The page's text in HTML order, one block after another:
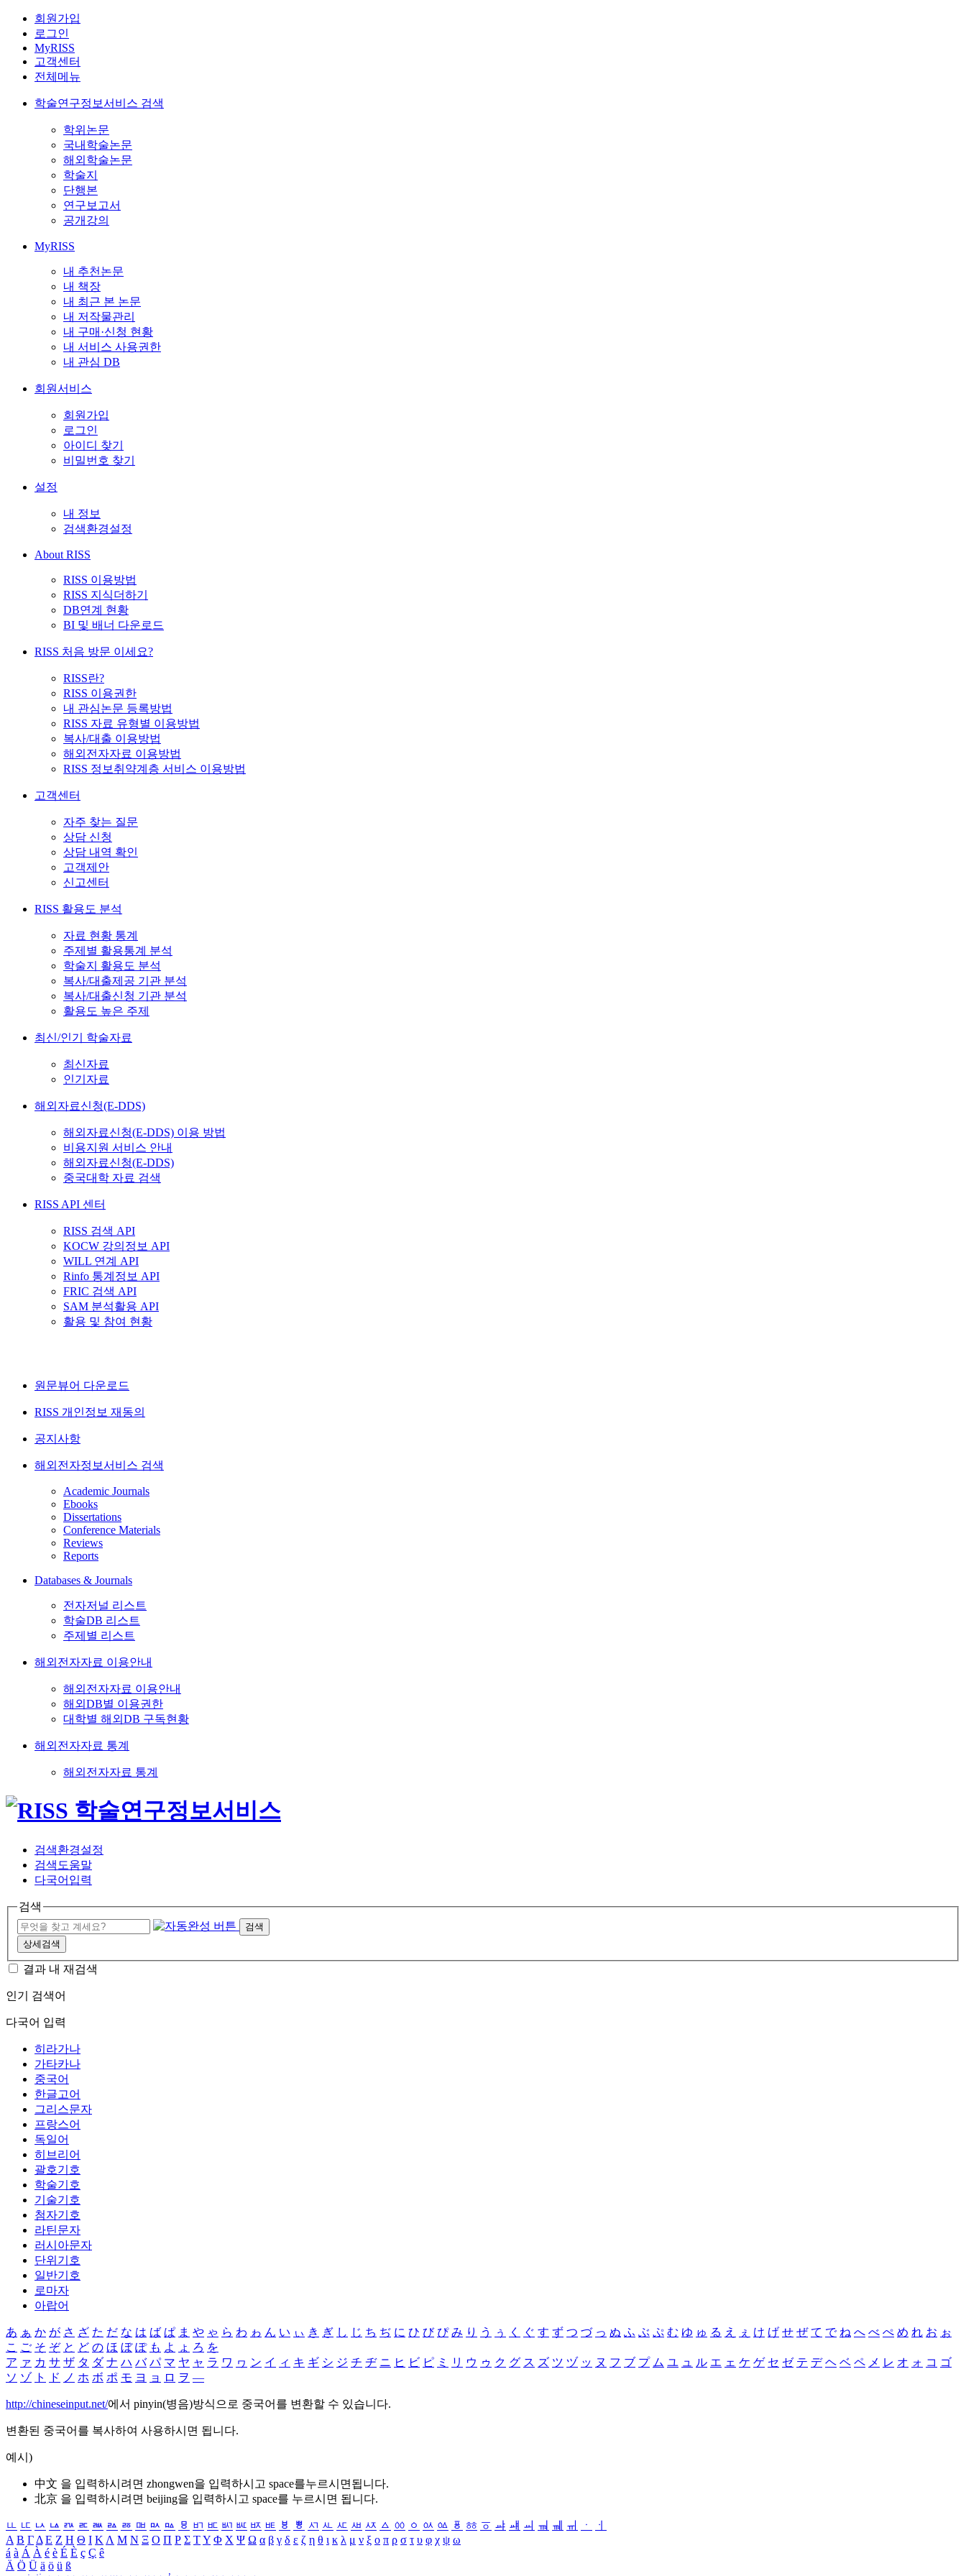
회원가입
로그인
MyRISS
고객센터
전체메뉴
학술연구정보서비스 검색
학위논문
국내학술논문
해외학술논문
학술지
단행본
연구보고서
공개강의
MyRISS
내 추천논문
내 책장
내 최근 본 논문
내 저작물관리
내 구매·신청 현황
내 서비스 사용권한
내 관심 DB
회원서비스
회원가입
로그인
아이디 찾기
비밀번호 찾기
설정
내 정보
검색환경설정
About RISS
RISS 이용방법
RISS 지식더하기
DB연계 현황
BI 및 배너 다운로드
RISS 처음 방문 이세요?
RISS란?
RISS 이용권한
내 관심논문 등록방법
RISS 자료 유형별 이용방법
복사/대출 이용방법
해외전자자료 이용방법
RISS 정보취약계층 서비스 이용방법
고객센터
자주 찾는 질문
상담 신청
상담 내역 확인
고객제안
신고센터
RISS 활용도 분석
자료 현황 통계
주제별 활용통계 분석
학술지 활용도 분석
복사/대출제공 기관 분석
복사/대출신청 기관 분석
활용도 높은 주제
최신/인기 학술자료
최신자료
인기자료
해외자료신청(E-DDS)
해외자료신청(E-DDS) 이용 방법
비용지원 서비스 안내
해외자료신청(E-DDS)
중국대학 자료 검색
RISS API 센터
RISS 검색 API
KOCW 강의정보 API
WILL 연계 API
Rinfo 통계정보 API
FRIC 검색 API
SAM 분석활용 API
활용 및 참여 현황
원문뷰어 다운로드
RISS 개인정보 재동의
공지사항
해외전자정보서비스 검색
Academic Journals
Ebooks
Dissertations
Conference Materials
Reviews
Reports
Databases & Journals
전자저널 리스트
학술DB 리스트
주제별 리스트
해외전자자료 이용안내
해외전자자료 이용안내
해외DB별 이용권한
대학별 해외DB 구독현황
해외전자자료 통계
해외전자자료 통계
검색환경설정
검색도움말
다국어입력
검색
검색
상세검색
결과 내 재검색
인기 검색어
다국어 입력
히라가나
가타카나
중국어
한글고어
그리스문자
프랑스어
독일어
히브리어
괄호기호
학술기호
기술기호
첨자기호
라틴문자
러시아문자
단위기호
일반기호
로마자
아랍어
あ ぁ か が さ ざ た だ な は ば ぱ ま や ゃ ら わ ゎ ん い ぃ き ぎ し じ ち ぢ に ひ び ぴ み り う ぅ く ぐ す ず つ づ っ ぬ ふ ぶ ぷ む ゆ ゅ る え ぇ け げ せ ぜ て で ね へ べ ぺ め れ お ぉ
こ ご そ ぞ と ど の ほ ぼ ぽ も よ ょ ろ を
ア ァ カ サ ザ タ ダ ナ ハ バ パ マ ヤ ャ ラ ワ ヮ ン イ ィ キ ギ シ ジ チ ヂ ニ ヒ ビ ピ ミ リ ウ ゥ ク グ ス ズ ツ ヅ ッ ヌ フ ブ プ ム ユ ュ ル エ ェ ケ ゲ セ ゼ テ デ ヘ ベ ペ メ レ オ ォ コ ゴ
ソ ゾ ト ド ノ ホ ボ ポ モ ヨ ョ ロ ヲ ―
http://chineseinput.net/에서 pinyin(병음)방식으로 중국어를 변환할 수 있습니다.
변환된 중국어를 복사하여 사용하시면 됩니다.
예시)
中文 을 입력하시려면 zhongwen을 입력하시고 space를누르시면됩니다.
北京 을 입력하시려면 beijing을 입력하시고 space를 누르시면 됩니다.
ㅥ ㅦ ㅧ ㅨ ㅩ ㅪ ㅫ ㅬ ㅭ ㅮ ㅯ ㅰ ㅱ ㅲ ㅳ ㅴ ㅵ ㅶ ㅷ ㅸ ㅹ ㅺ ㅻ ㅼ ㅽ ㅾ ㅿ ㆀ ㆁ ㆂ ㆃ ㆄ ㆅ ㆆ ㆇ ㆈ ㆉ ㆊ ㆋ ㆌ ㆍ
ㆎ
Α Β ΓΔ Ε Ζ Η Θ Ι ΚΛ Μ Ν Ξ Ο Π Ρ Σ ΤΥ Φ Χ Ψ Ω α β γ δ ε ζ η θ ι κ λ μ ν ξ ο π ρ σ τ υ φ χ ψ ω
á à Á À é è É È ç Ç ê
Ä Ö Ü ä ö ü ß